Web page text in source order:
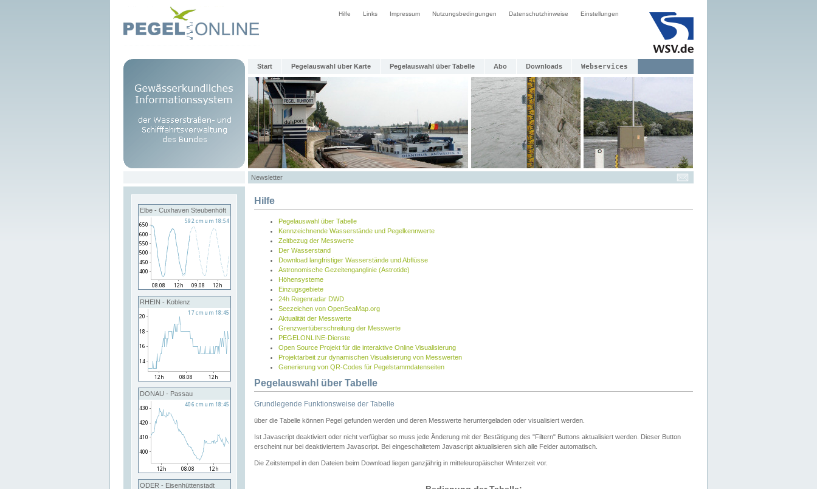
Hilfe Links Impressum Nutzungsbedingungen Datenschutzhinweise Einstellungen
Start Pegelauswahl über Karte Pegelauswahl über Tabelle Abo Downloads Webservices
Newsletter
Elbe - Cuxhaven Steubenhöft
RHEIN - Koblenz
DONAU - Passau
ODER - Eisenhüttenstadt
Hilfe
Pegelauswahl über Tabelle
Kennzeichnende Wasserstände und Pegelkennwerte
Zeitbezug der Messwerte
Der Wasserstand
Download langfristiger Wasserstände und Abflüsse
Astronomische Gezeitenganglinie (Astrotide)
Höhensysteme
Einzugsgebiete
24h Regenradar DWD
Seezeichen von OpenSeaMap.org
Aktualität der Messwerte
Grenzwertüberschreitung der Messwerte
PEGELONLINE-Dienste
Open Source Projekt für die interaktive Online Visualisierung
Projektarbeit zur dynamischen Visualisierung von Messwerten
Generierung von QR-Codes für Pegelstammdatenseiten
Pegelauswahl über Tabelle
Grundlegende Funktionsweise der Tabelle
über die Tabelle können Pegel gefunden werden und deren Messwerte heruntergeladen oder visualisiert werden.
Ist Javascript deaktiviert oder nicht verfügbar so muss jede Änderung mit der Bestätigung des "Filtern" Buttons aktualisiert werden. Dieser Button
erscheint nur bei deaktiviertem Javascript. Bei eingeschaltetem Javascript aktualisieren sich alle Felder automatisch.
Die Zeitstempel in den Dateien beim Download liegen ganzjährig in mitteleuropäischer Winterzeit vor.